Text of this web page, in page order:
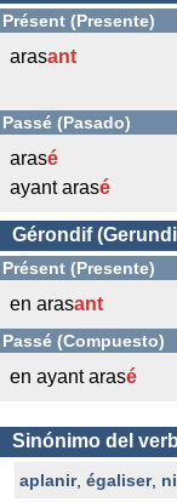
Présent (Presente)
arasant
Passé (Pasado)
arasé
ayant arasé
Gérondif
Présent (Presente)
en arasant
Passé (Compuesto)
en ayant arasé
Sinónimo del
aplanir, égaliser,